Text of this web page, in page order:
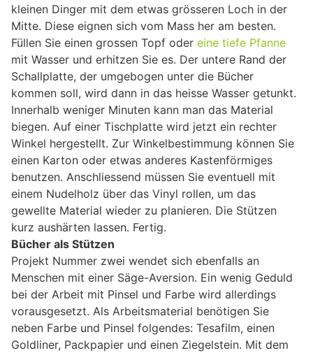
kleinen Dinger mit dem etwas grösseren Loch in der
Mitte. Diese eignen sich vom Mass her am besten.
Füllen Sie einen grossen Topf oder eine tiefe Pfanne
mit Wasser und erhitzen Sie es. Der untere Rand der
Schallplatte, der umgebogen unter die Bücher
kommen soll, wird dann in das heisse Wasser getunkt.
Innerhalb weniger Minuten kann man das Material
biegen. Auf einer Tischplatte wird jetzt ein rechter
Winkel hergestellt. Zur Winkelbestimmung können Sie
einen Karton oder etwas anderes Kastenförmiges
benutzen. Anschliessend müssen Sie eventuell mit
einem Nudelholz über das Vinyl rollen, um das
gewellte Material wieder zu planieren. Die Stützen
kurz aushärten lassen. Fertig.
Bücher als Stützen
Projekt Nummer zwei wendet sich ebenfalls an
Menschen mit einer Säge-Aversion. Ein wenig Geduld
bei der Arbeit mit Pinsel und Farbe wird allerdings
vorausgesetzt. Als Arbeitsmaterial benötigen Sie
neben Farbe und Pinsel folgendes: Tesafilm, einen
Goldliner, Packpapier und einen Ziegelstein. Mit dem